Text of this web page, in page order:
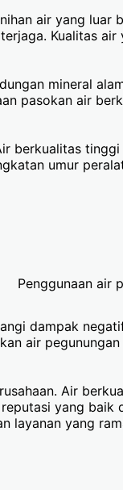
air yang luar
Kualitas air
mineral
pasokan air
berkualitas
umur
Penggunaan air
dampak
air
Air
yang baik
layanan yang